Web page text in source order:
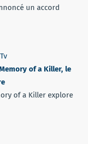
un accord
of a Killer, le
of a Killer explore